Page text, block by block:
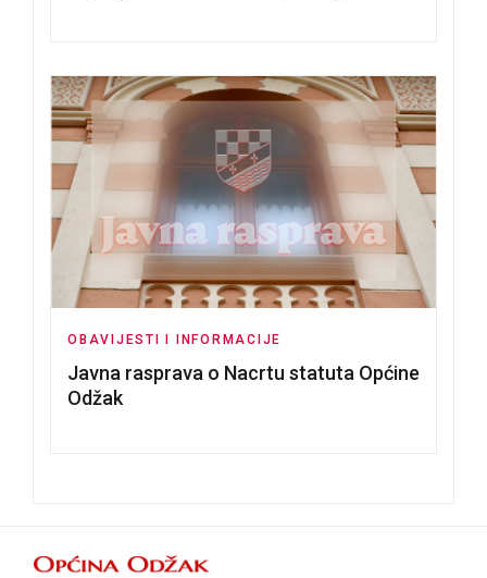
OBAVIJESTI I INFORMACIJE
Javna rasprava o Nacrtu statuta Općine
Odžak